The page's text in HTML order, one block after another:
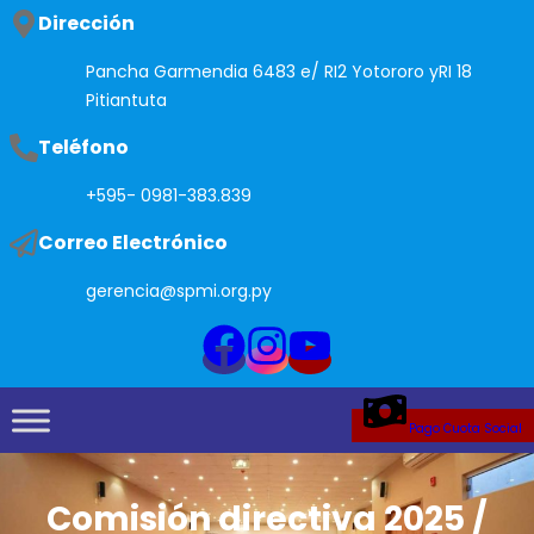
Saltar
contenido
Dirección
Pancha Garmendia 6483 e/ RI2 Yotororo yRI 18
Pitiantuta
Teléfono
+595- 0981-383.839
Correo Electrónico
gerencia@spmi.org.py
Pago Cuota Social
Comisión directiva 2025 /